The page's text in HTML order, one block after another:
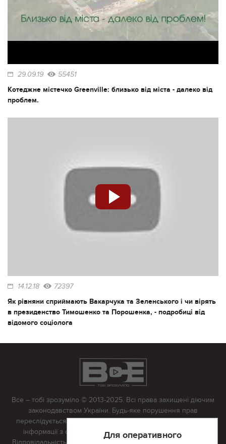
29.09.19 55451
Котеджне містечко Greenville: близько від міста - далеко від
проблем.
14.12.18 72397
Як рівняни сприймають Вакарчука та Зеленського і чи вірять
в президенство Тимошенко та Порошенка, - подробиці від
відомого соціолога
Для оперативного
Все – тобі зрозуміло © 2013-2025. Всі права захищені діючим
законодавством України. Будь-яке порушення прав
переслідується в судовому порядку. Будь-яке відтворення
інформації з сайту тільки з письмово дозволу редакції.
Відповідальність за достовірність усіх матеріалів, розміщених